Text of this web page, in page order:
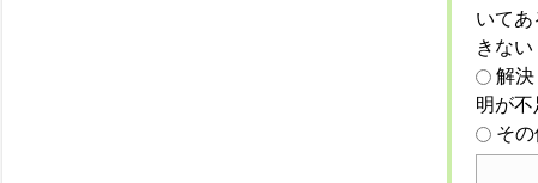
いて
きない
解
明が
そ